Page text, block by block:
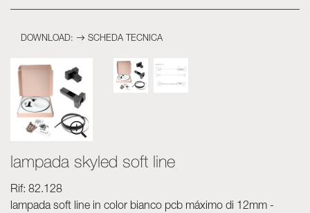
DOWNLOAD: SCHEDA TECNICA
lampada skyled soft line
Rif: 82.128
lampada soft line in color bianco pcb máximo di 12mm -